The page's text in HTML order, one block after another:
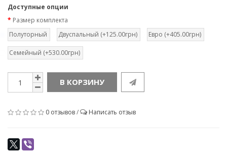
Доступные опции
Размер комплекта
Полуторный
Двуспальный (+125.00грн) Евро (+405.00грн)
Семейный (+530.00грн)
В КОРЗИНУ
0 отзывов/ Написать отзыв